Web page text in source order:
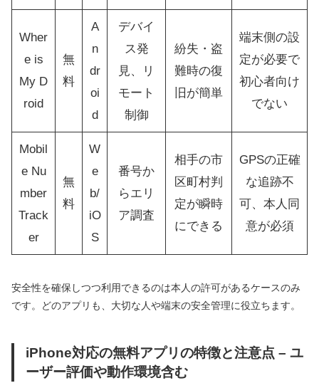
Wher
e is
My D
roid
無
料
A
n
dr
oi
d
デバイ
ス発
見、リ
モート
制御
紛失・盗
難時の復
旧が簡単
端末側の設
定が必要で
初心者向け
でない
Mobil
e Nu
mber
Track
er
無
料
W
e
b/
iO
S
番号か
らエリ
ア調査
相手の市
区町村判
定が瞬時
にできる
GPSの正確
な追跡不
可、本人同
意が必須
安全性を確保しつつ利用できるのは本人の許可があるケースのみ
です。どのアプリも、大切な人や端末の安全管理に役立ちます。
iPhone対応の無料アプリの特徴と注意点 – ユ
ーザー評価や動作環境含む